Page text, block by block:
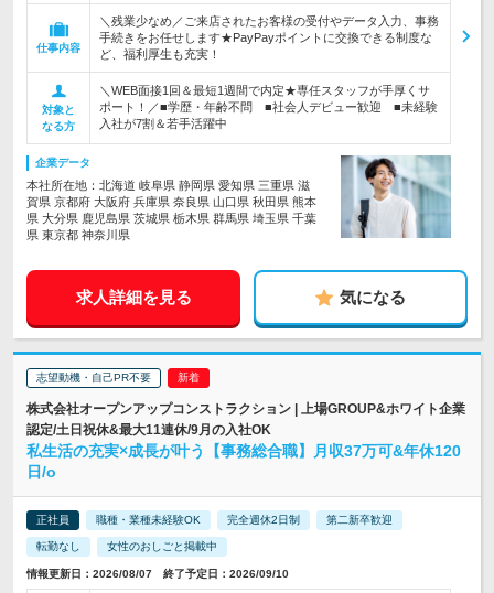
仕事内容
＼残業少なめ／ご来店されたお客様の受付やデータ入力、事務
手続きをお任せします★PayPayポイントに交換できる制度な
ど、福利厚生も充実！
対象と
なる方
＼WEB面接1回＆最短1週間で内定★専任スタッフが手厚くサ
ポート！／■学歴・年齢不問 ■社会人デビュー歓迎 ■未経験
入社が7割＆若手活躍中
企業データ
本社所在地：北海道 岐阜県 静岡県 愛知県 三重県 滋
賀県 京都府 大阪府 兵庫県 奈良県 山口県 秋田県 熊本
県 大分県 鹿児島県 茨城県 栃木県 群馬県 埼玉県 千葉
県 東京都 神奈川県
求人詳細を見る 気になる
志望動機・自己PR不要
株式会社オープンアップコンストラクション | 上場GROUP&ホワイト企業
認定/土日祝休&最大11連休/9月の入社OK
私生活の充実×成長が叶う【事務総合職】月収37万可&年休120
日/o
正社員 職種・業種未経験OK 完全週休2日制 第二新卒歓迎
転勤なし 女性のおしごと掲載中
情報更新日：2026/08/07 終了予定日：2026/09/10